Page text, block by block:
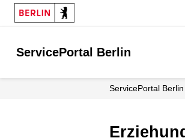
ServicePortal Berlin
ServicePortal Berlin